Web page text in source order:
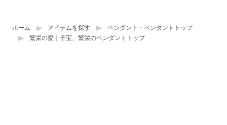
ホーム アイテムを探す
ペンダント・ペンダントトップ
繁栄の愛｜子宝、繁栄のペンダントトップ